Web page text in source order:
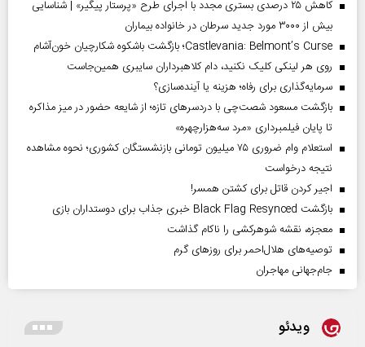
کاهش ۲۵ درصدی بستری مجدد با اجرای طرح «پرستار پیگیر» | شناسایی
بیش از ۳۰۰۰ مورد جدید سرطان در خانواده بیماران
Castlevania: Belmont’s Curse؛ بازگشت باشکوه شکارچیان خون‌آشام
روی هر لینکی کلیک نکنید، دام کلاهبرداران سایبری همین‌جاست
سرمایه‌گذاری برای رفاه؛ هزینه یا آینده‌سازی؟
بازگشت مسعود شصت‌چی با دردسر‌های تازه؛ از شایعه حضور در میز مذاکره
تا پایان فیلمبرداری «مرد سه‌هزارچهره»
استعلام وام ضروری ۷۵ میلیون تومانی بازنشستگان کشوری؛ نحوه مشاهده
نتیجه درخواست
اجیر کردن قاتل برای کشتن همسر!
بازگشت Black Flag Resynced خبری جذاب برای دوستداران بازی
معجزه، نقشه شوهرکشی را ناکام گذاشت
توصیه‌های هلال‌احمر برای روز‌های گرم
جام‌جهانی مهاجران
ویدئو